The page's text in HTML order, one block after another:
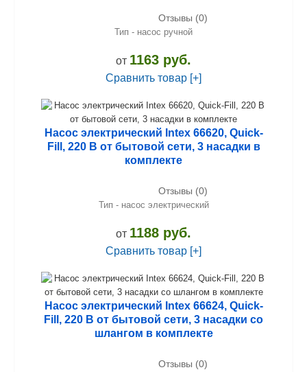
Отзывы (0)
Тип - насос ручной
от 1163 руб.
Сравнить товар [+]
Насос электрический Intex 66620, Quick-
Fill, 220 В от бытовой сети, 3 насадки в
комплекте
Отзывы (0)
Тип - насос электрический
от 1188 руб.
Сравнить товар [+]
Насос электрический Intex 66624, Quick-
Fill, 220 В от бытовой сети, 3 насадки со
шлангом в комплекте
Отзывы (0)